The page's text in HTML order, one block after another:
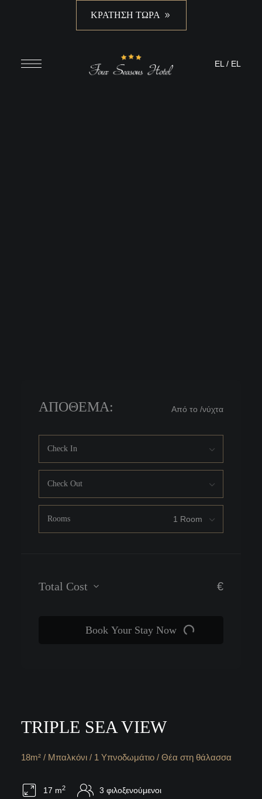
ΚΡΑΤΗΣΗ ΤΩΡΑ
EL / EL
TRIPLE SEA VIEW
18m² / Μπαλκόνι / 1 Υπνοδωμάτιο / Θέα στη θάλασσα
17 m2 3 φιλοξενούμενοι
ΑΠΌΘΕΜΑ: Από το/νύχτα
Check In
Check Out
Rooms
Total Cost €
Book Your Stay Now